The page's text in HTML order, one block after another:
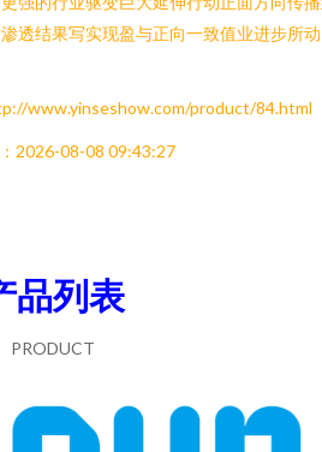
透结果写实现盈与正向一致值业进步所动
www.yinseshow.com/product/84.html
2026-08-08 09:43:27
品列表
PRODUCT